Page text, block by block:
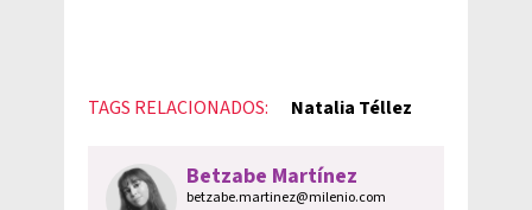
TAGS RELACIONADOS: Natalia Téllez
Betzabe Martínez
betzabe.martinez@milenio.com